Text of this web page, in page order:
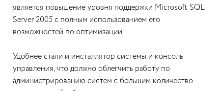
является повышение уровня поддержки Microsoft SQL
Server 2005 с полным использованием его
возможностей по оптимизации.
Удобнее стали и инсталлятор системы и консоль
управления, что должно облегчить работу по
администрированию систем с большим количество